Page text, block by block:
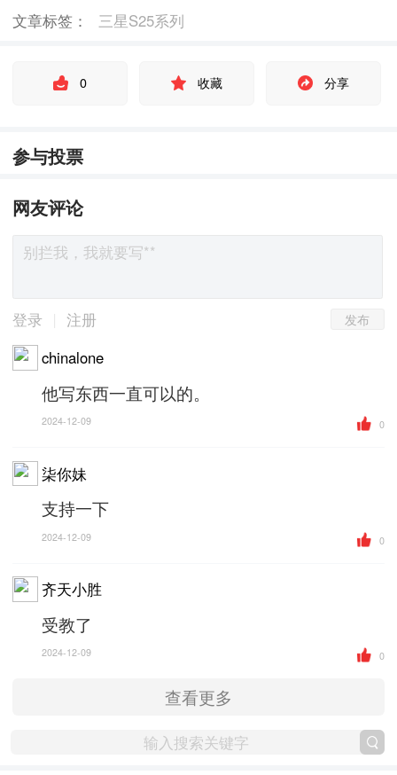
文章标签： 三星S25系列
0 收藏 分享
参与投票
网友评论
登录 注册 发布
chinalone
他写东西一直可以的。
2024-12-09 0
柒你妹
支持一下
2024-12-09 0
齐天小胜
受教了
2024-12-09 0
查看更多